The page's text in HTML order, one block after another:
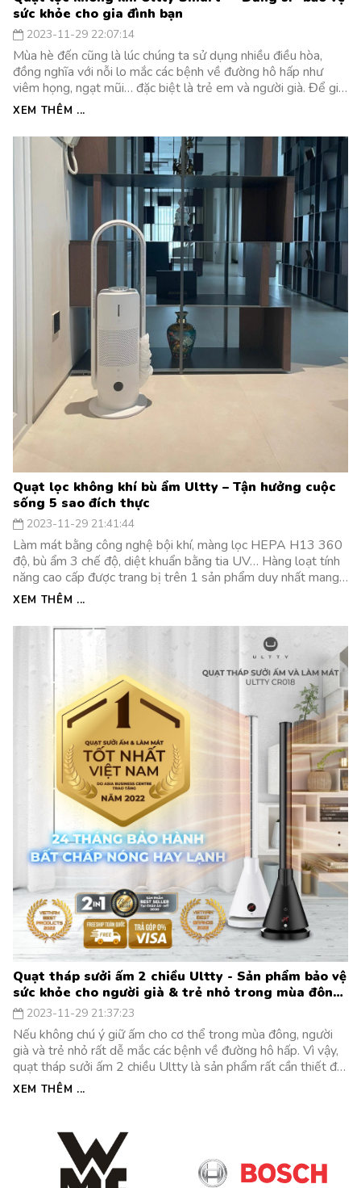
sức khỏe cho gia đình bạn
2023-11-29 22:07:14
Mùa hè đến cũng là lúc chúng ta sử dụng nhiều điều hòa,
đồng nghĩa với nỗi lo mắc các bệnh về đường hô hấp như
viêm họng, ngạt mũi… đặc biệt là trẻ em và người già. Để giải
quyết tình trạng trên, bạn nên sử dụng quạt lọc không khí
cả gia đình.
XEM THÊM ...
Quạt lọc không khí bù ẩm Ultty – Tận hưởng cuộc
sống 5 sao đích thực
2023-11-29 21:41:44
Làm mát bằng công nghệ bội khí, màng lọc HEPA H13 360
độ, bù ẩm 3 chế độ, diệt khuẩn bằng tia UV… Hàng loạt tính
năng cao cấp được trang bị trên 1 sản phẩm duy nhất mang
tên Quạt lọc không khí bù ẩm Ultty SKJ-CR022.
XEM THÊM ...
Quạt tháp sưởi ấm 2 chiều Ultty - Sản phẩm bảo vệ
sức khỏe cho người già & trẻ nhỏ trong mùa đông
giá rét
2023-11-29 21:37:23
Nếu không chú ý giữ ấm cho cơ thể trong mùa đông, người
già và trẻ nhỏ rất dễ mắc các bệnh về đường hô hấp. Vì vậy,
quạt tháp sưởi ấm 2 chiều Ultty là sản phẩm rất cần thiết để
bảo vệ sức khỏe cho người già, trẻ nhỏ khi mùa đông năm
nay được dự báo sẽ rét đậm, rét hại kéo dài.
XEM THÊM ...